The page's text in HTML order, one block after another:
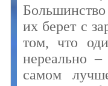
их берет с
том, что
нереально
самом